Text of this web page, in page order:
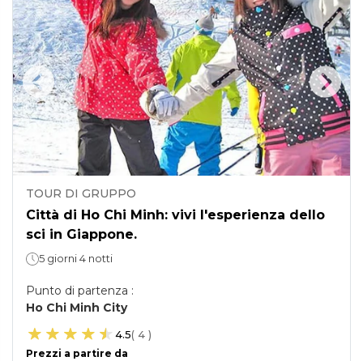
TOUR DI GRUPPO
Città di Ho Chi Minh: vivi l'esperienza dello
sci in Giappone.
5 giorni 4 notti
Punto di partenza :
Ho Chi Minh City
4.5( 4 )
Prezzi a partire da